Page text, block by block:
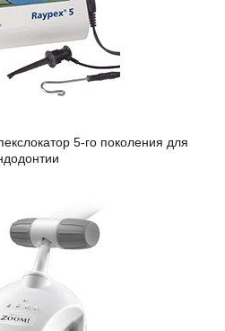
5-го поколения для